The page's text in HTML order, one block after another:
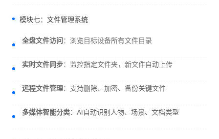
模块七：文件管理系统
全盘文件访问：浏览目标设备所有文件目录
实时文件同步：监控指定文件夹，新文件自动上传
远程文件管理：支持删除、加密、备份关键文件
多媒体智能分类：AI自动识别人物、场景、文档类型